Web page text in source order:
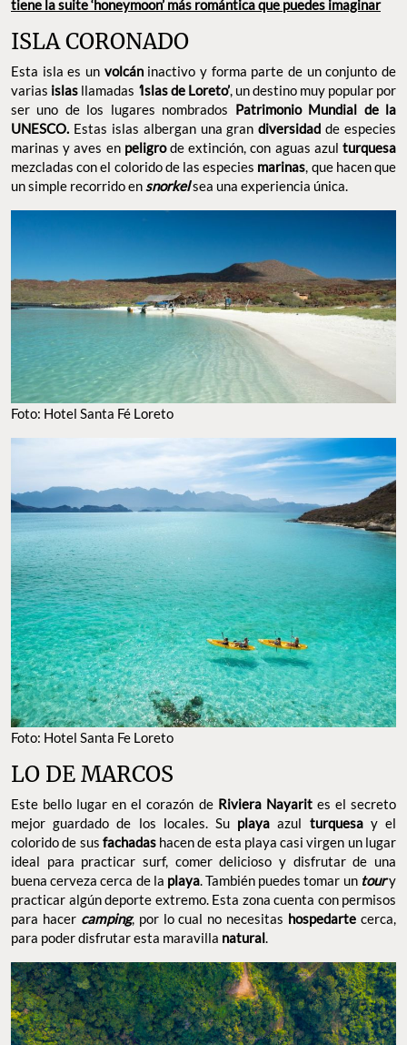
tiene la suite ‘honeymoon’ más romántica que puedes imaginar
ISLA CORONADO
Esta isla es un volcán inactivo y forma parte de un conjunto de
varias islas llamadas ‘Islas de Loreto’, un destino muy popular por
ser uno de los lugares nombrados Patrimonio Mundial de la
UNESCO. Estas islas albergan una grandiversidadde especies
marinas y aves en peligrode extinción, con aguas azulturquesa
mezcladas con el colorido de las especies marinas, que hacen que
un simple recorrido ensnorkelsea una experiencia única.
Foto: Hotel Santa Fé Loreto
Foto: Hotel Santa Fe Loreto
LO DE MARCOS
Este bello lugar en el corazón deRiviera Nayarites el secreto
mejor guardado de los locales. Su playaazul turquesa y el
colorido de sus fachadas hacen de esta playa casi virgen un lugar
ideal para practicar surf, comer delicioso y disfrutar de una
buena cerveza cerca de la playa. También puedes tomar un toury
practicar algún deporte extremo. Esta zona cuenta con permisos
para hacer camping, por lo cual no necesitas hospedartecerca,
para poder disfrutar esta maravilla natural.